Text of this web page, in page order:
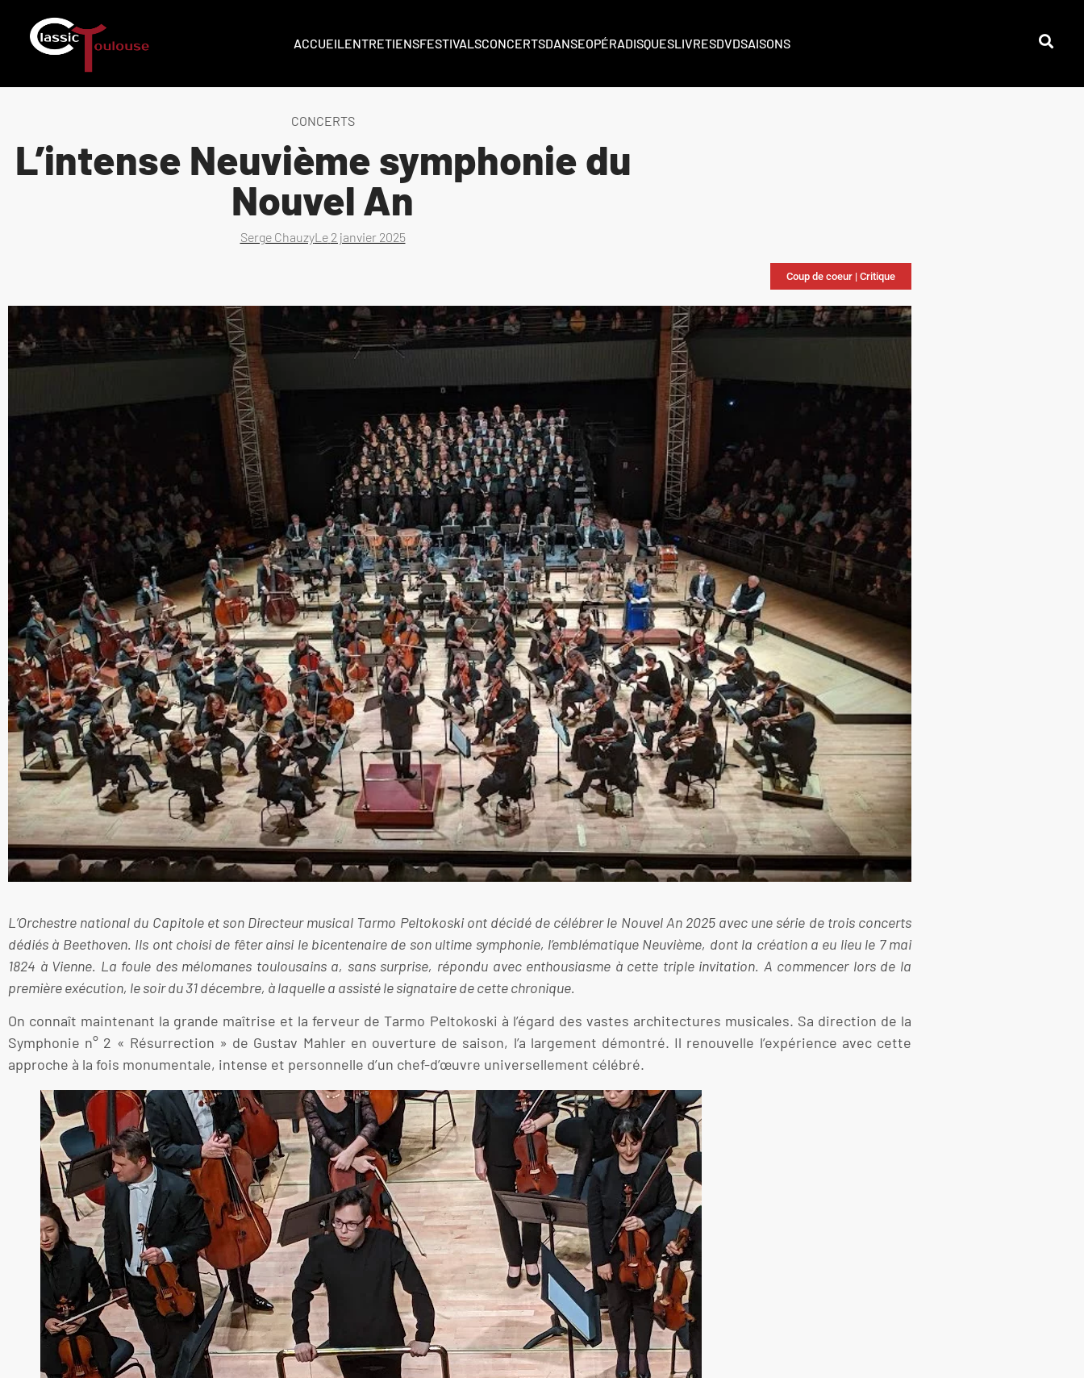
ACCUEILENTRETIENSFESTIVALSCONCERTSDANSEOPÉRADISQUESLIVRESDVDSAISONS
CONCERTS
L’intense Neuvième symphonie du
Nouvel An
Serge ChauzyLe 2 janvier 2025
Coup de coeur | Critique
L’Orchestre national du Capitole et son Directeur musical Tarmo Peltokoski ont décidé de célébrer le Nouvel An 2025 avec une série de trois concerts
dédiés à Beethoven. Ils ont choisi de fêter ainsi le bicentenaire de son ultime symphonie, l’emblématique Neuvième, dont la création a eu lieu le 7 mai
1824 à Vienne. La foule des mélomanes toulousains a, sans surprise, répondu avec enthousiasme à cette triple invitation. A commencer lors de la
première exécution, le soir du 31 décembre, à laquelle a assisté le signataire de cette chronique.
On connaît maintenant la grande maîtrise et la ferveur de Tarmo Peltokoski à l’égard des vastes architectures musicales. Sa direction de la
Symphonie n° 2 « Résurrection » de Gustav Mahler en ouverture de saison, l’a largement démontré. Il renouvelle l’expérience avec cette
approche à la fois monumentale, intense et personnelle d’un chef-d’œuvre universellement célébré.